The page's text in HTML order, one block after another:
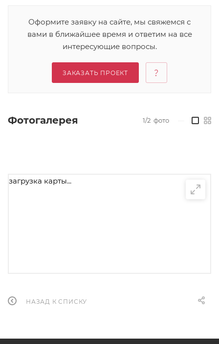
Оформите заявку на сайте, мы свяжемся с
вами в ближайшее время и ответим на все
интересующие вопросы.
ЗАКАЗАТЬ ПРОЕКТ
Фотогалерея 1/2 фото
загрузка карты...
НАЗАД К СПИСКУ